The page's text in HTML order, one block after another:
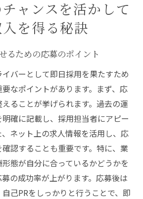
ャンスを活かして
を得る秘訣
るための応募のポイント
バーとして即日採用を果たすため
なポイントがあります。まず、応
ることが挙げられます。過去の運
確に記載し、採用担当者にアピー
ネット上の求人情報を活用し、応
認することも重要です。特に、業
態が自分に合っているかどうかを
の成功率が上がります。応募後は
己PRをしっかりと行うことで、即